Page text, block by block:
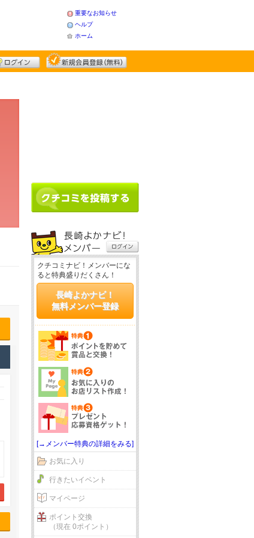
重要なお知らせ
ヘルプ
ホーム
クチコミナビ！メンバーにな
ると特典盛りだくさん！
長崎よかナビ！
無料メンバー登録
[→メンバー特典の詳細をみる]
お気に入り
行きたいイベント
マイページ
ポイント交換
（現在 0ポイント）